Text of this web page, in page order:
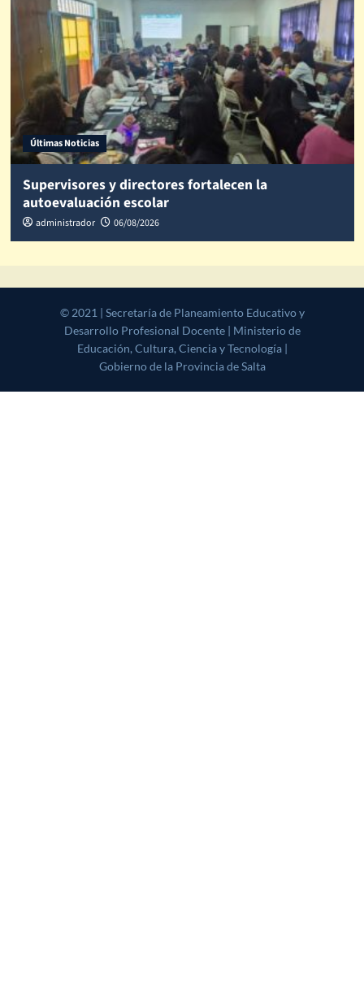
Últimas Noticias
Supervisores y directores fortalecen la
autoevaluación escolar
administrador 06/08/2026
© 2021 | Secretaría de Planeamiento Educativo y Desarrollo
Profesional Docente | Ministerio de Educación, Cultura, Ciencia y
Tecnología | Gobierno de la Provincia de Salta|CoverNews
themes.